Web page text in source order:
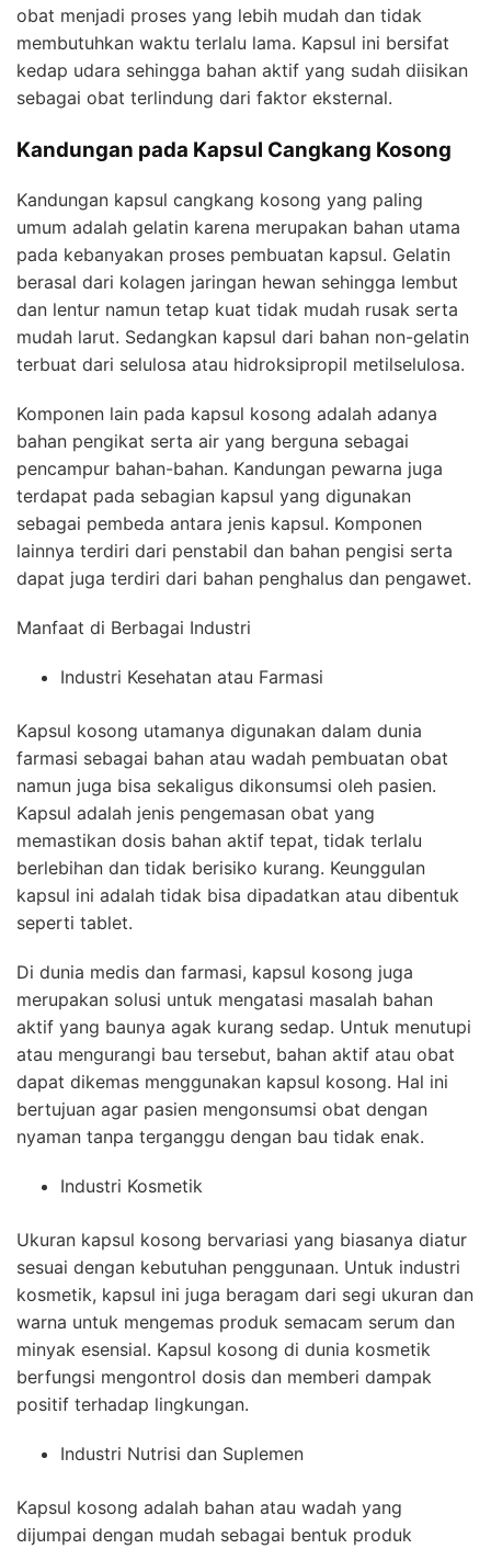
obat menjadi proses yang lebih mudah dan tidak
membutuhkan waktu terlalu lama. Kapsul ini bersifat
kedap udara sehingga bahan aktif yang sudah diisikan
sebagai obat terlindung dari faktor eksternal.
Kandungan pada Kapsul Cangkang Kosong
Kandungan kapsul cangkang kosong yang paling
umum adalah gelatin karena merupakan bahan utama
pada kebanyakan proses pembuatan kapsul. Gelatin
berasal dari kolagen jaringan hewan sehingga lembut
dan lentur namun tetap kuat tidak mudah rusak serta
mudah larut. Sedangkan kapsul dari bahan non-gelatin
terbuat dari selulosa atau hidroksipropil metilselulosa.
Komponen lain pada kapsul kosong adalah adanya
bahan pengikat serta air yang berguna sebagai
pencampur bahan-bahan. Kandungan pewarna juga
terdapat pada sebagian kapsul yang digunakan
sebagai pembeda antara jenis kapsul. Komponen
lainnya terdiri dari penstabil dan bahan pengisi serta
dapat juga terdiri dari bahan penghalus dan pengawet.
Manfaat di Berbagai Industri
Industri Kesehatan atau Farmasi
Kapsul kosong utamanya digunakan dalam dunia
farmasi sebagai bahan atau wadah pembuatan obat
namun juga bisa sekaligus dikonsumsi oleh pasien.
Kapsul adalah jenis pengemasan obat yang
memastikan dosis bahan aktif tepat, tidak terlalu
berlebihan dan tidak berisiko kurang. Keunggulan
kapsul ini adalah tidak bisa dipadatkan atau dibentuk
seperti tablet.
Di dunia medis dan farmasi, kapsul kosong juga
merupakan solusi untuk mengatasi masalah bahan
aktif yang baunya agak kurang sedap. Untuk menutupi
atau mengurangi bau tersebut, bahan aktif atau obat
dapat dikemas menggunakan kapsul kosong. Hal ini
bertujuan agar pasien mengonsumsi obat dengan
nyaman tanpa terganggu dengan bau tidak enak.
Industri Kosmetik
Ukuran kapsul kosong bervariasi yang biasanya diatur
sesuai dengan kebutuhan penggunaan. Untuk industri
kosmetik, kapsul ini juga beragam dari segi ukuran dan
warna untuk mengemas produk semacam serum dan
minyak esensial. Kapsul kosong di dunia kosmetik
berfungsi mengontrol dosis dan memberi dampak
positif terhadap lingkungan.
Industri Nutrisi dan Suplemen
Kapsul kosong adalah bahan atau wadah yang
dijumpai dengan mudah sebagai bentuk produk